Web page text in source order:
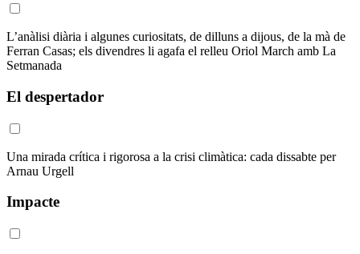
L’anàlisi diària i algunes curiositats, de dilluns a dijous, de la mà de
Ferran Casas; els divendres li agafa el relleu Oriol March amb La
Setmanada
El despertador
Una mirada crítica i rigorosa a la crisi climàtica: cada dissabte per
Arnau Urgell
Impacte